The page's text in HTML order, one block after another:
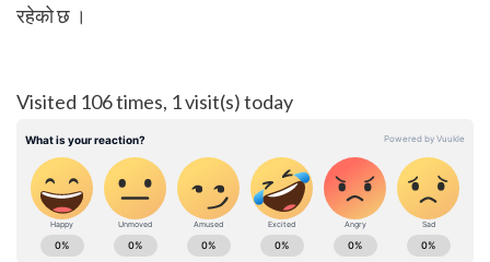
रहेको छ ।
Visited 106 times, 1 visit(s) today